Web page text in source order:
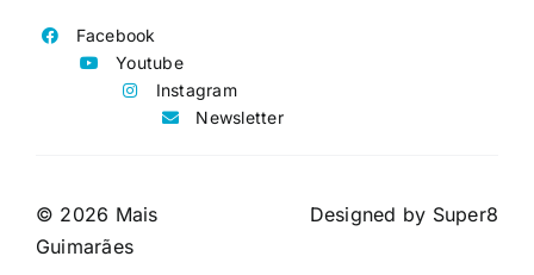
Facebook
Youtube
Instagram
Newsletter
© 2026 Mais
Guimarães
Designed by Super8